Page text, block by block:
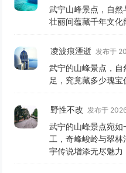
武宁山峰景点，自
壮丽间蕴藏千年文化
凌波痕湮逝 发布于
武宁的山峰景点，
足，究竟藏多少瑰宝
野性不改 发布于
武宁的山峰景点宛
工，奇峰峻岭与翠
宇传说增添无尽魅力